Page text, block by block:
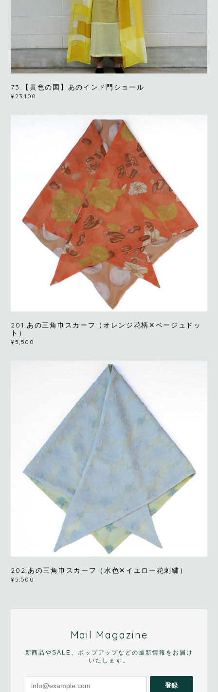
73.【黄色の国】あのインド門ショール
¥23,100
201.あの三角巾スカーフ（オレンジ花柄✕ベージュドッ
ト）
¥5,500
202.あの三角巾スカーフ（水色✕イエロー花刺繍）
¥5,500
Mail Magazine
新商品やSALE、ポップアップなどの最新情報をお届け
いたします。
登録